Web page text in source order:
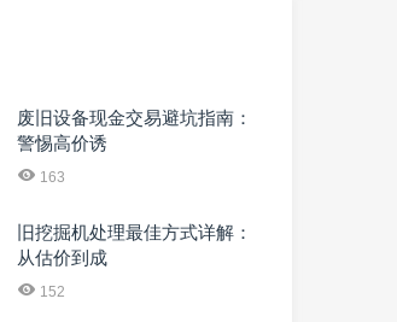
废旧设备现金交易避坑指南：
警惕高价诱
163
旧挖掘机处理最佳方式详解：
从估价到成
152